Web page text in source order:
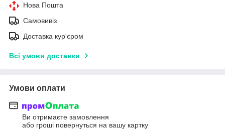
Нова Пошта
Самовивіз
Доставка кур'єром
Всі умови доставки
Умови оплати
Ви отримаєте замовлення
або гроші повернуться на вашу картку